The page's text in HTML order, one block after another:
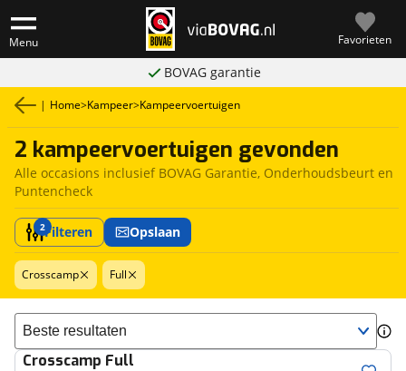
Menu Favorieten
BOVAG garantie
| Home>Kampeer>Kampeervoertuigen
2 kampeervoertuigen gevonden
Alle occasions inclusief BOVAG Garantie, Onderhoudsbeurt en
Puntencheck
2Filteren Opslaan
Crosscamp Full
Sorteer resultaten
Crosscamp Full